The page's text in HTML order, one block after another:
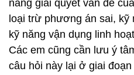
năng giải quyết vấn đề
loại trừ phương án sai, kỹ
kỹ năng vận dụng linh
Các em cũng cần lưu ý
câu hỏi này lại ở giai